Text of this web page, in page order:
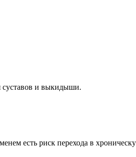
суставов и выкидыши.
есть риск перехода в